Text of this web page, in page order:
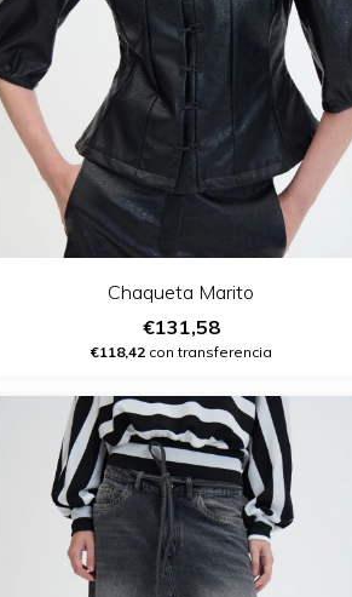
Chaqueta Marito
€131,58
€118,42con transferencia